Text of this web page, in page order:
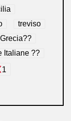
treviso
Italiane ??
1